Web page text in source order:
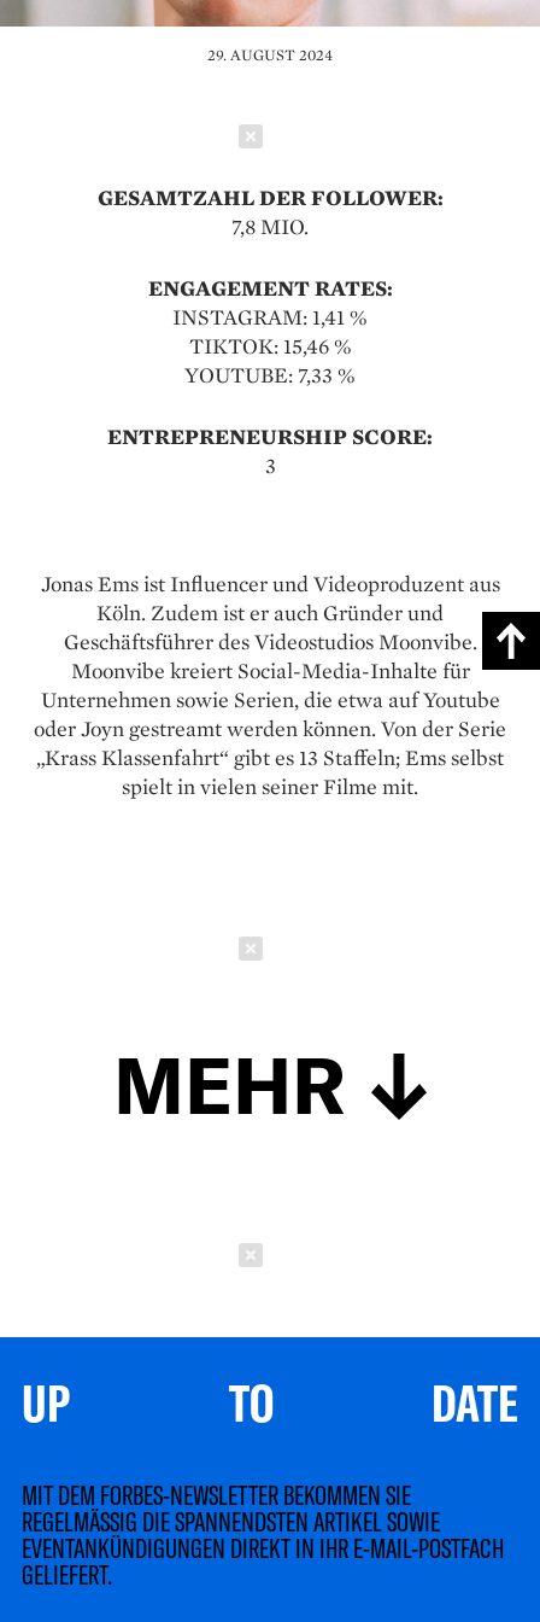
29. AUGUST 2024
GESAMTZAHL DER FOLLOWER:
7,8 MIO.
ENGAGEMENT RATES:
INSTAGRAM: 1,41 %
TIKTOK: 15,46 %
YOUTUBE: 7,33 %
ENTREPRENEURSHIP SCORE:
3
Jonas Ems ist Influencer und ­Videoproduzent aus
Köln. Zudem ist er auch Gründer und
Geschäftsführer des Videostudios Moonvibe.
Moonvibe kreiert Social-Media-Inhalte für
Unternehmen sowie Serien, die etwa auf Youtube
oder Joyn gestreamt werden können. Von der Serie
„Krass Klassenfahrt“ gibt es 13 Staffeln; Ems selbst
spielt in vielen seiner Filme mit.
MEHR
UP TO DATE
MIT DEM FORBES-NEWSLETTER BEKOMMEN SIE
REGELMÄSSIG DIE SPANNENDSTEN ARTIKEL SOWIE
EVENTANKÜNDIGUNGEN DIREKT IN IHR E-MAIL-POSTFACH
GELIEFERT.